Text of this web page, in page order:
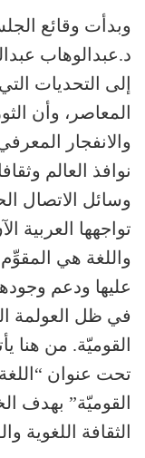
وبدأت وقائع
د.عبدالوهاب
إلى التحديات
المعاصر، وأن
والانفجار
نوافذ العالم
وسائل الاتصال
تواجهها العربية
واللغة هي
عليها ودعم
في ظل العولمة
القوميّة. من هنا
تحت عنوان “اللغة
القوميّة” بهدف
الثقافة اللغوية